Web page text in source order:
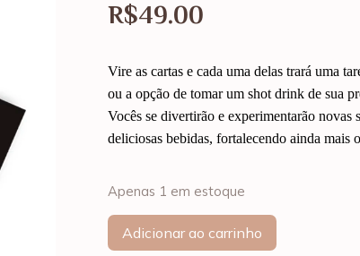
R$49.00
Vire as cartas e cada uma delas trará uma
ou a opção de tomar um shot drink de sua
Vocês se divertirão e experimentarão novas
deliciosas bebidas, fortalecendo ainda mais
Apenas 1 em estoque
Adicionar ao carrinho